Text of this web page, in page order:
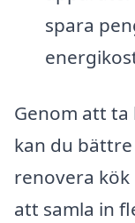
spara
Genom att
kan du
renovera kök
att samla in